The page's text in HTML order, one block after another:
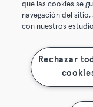
© 2026 Urban
Términos y
Rescindir
que las cookies se
navegación del
con nuestros
Rechazar